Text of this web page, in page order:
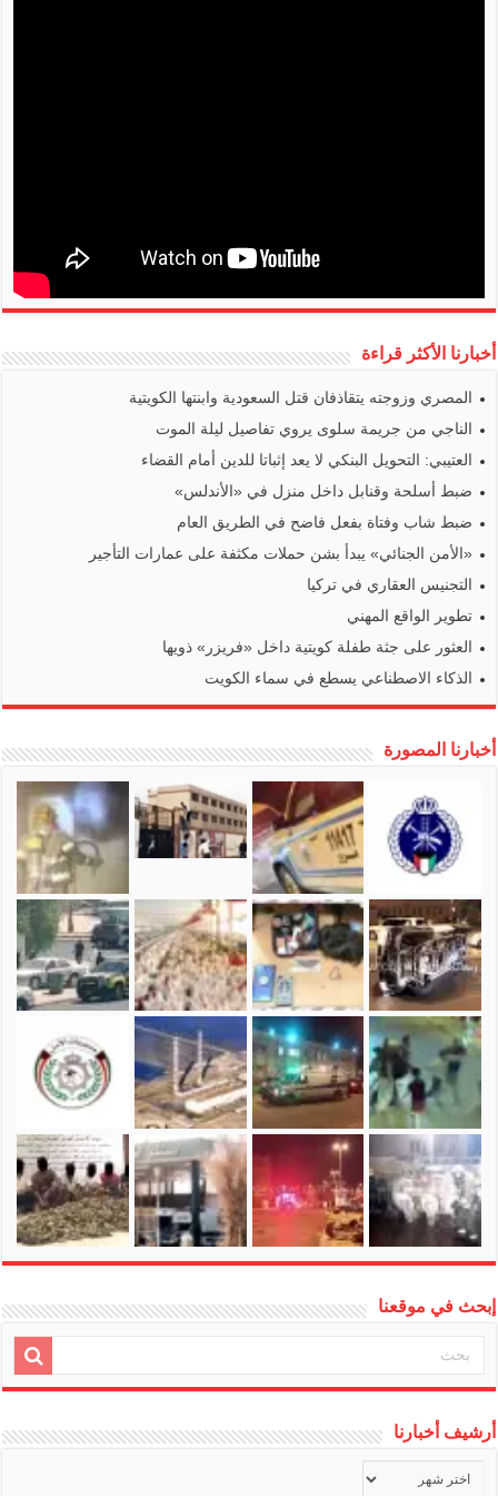
أخبارنا الأكثر قراءة
المصري وزوجته يتقاذفان قتل السعودية وابنتها الكويتية
الناجي من جريمة سلوى يروي تفاصيل ليلة الموت
العتيبي: التحويل البنكي لا يعد إثباتا للدين أمام القضاء
ضبط أسلحة وقنابل داخل منزل في «الأندلس»
ضبط شاب وفتاة بفعل فاضح في الطريق العام
«الأمن الجنائي» يبدأ بشن حملات مكثفة على عمارات التأجير
التجنيس العقاري في تركيا
تطوير الواقع المهني
العثور على جثة طفلة كويتية داخل «فريزر» ذويها
الذكاء الاصطناعي يسطع في سماء الكويت
أخبارنا المصورة
إبحث في موقعنا
أرشيف أخبارنا
أخبارنا